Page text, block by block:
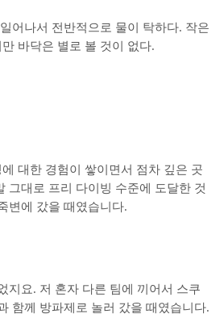
어나서 전반적으로 물이 탁하다. 작은
바닥은 별로 볼 것이 없다.
대한 경험이 쌓이면서 점차 깊은 곳
그대로 프리 다이빙 수준에 도달한 것
변에 갔을 때였습니다.
지요. 저 혼자 다른 팀에 끼어서 스쿠
함께 방파제로 놀러 갔을 때였습니다.